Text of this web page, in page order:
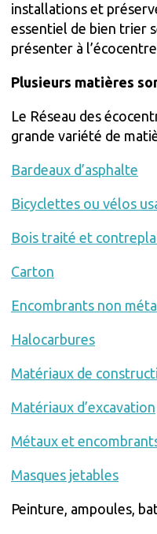
installations et
essentiel de bien trier
présenter à
Plusieurs matières
Le Réseau des
grande variété de
Bardeaux d’asphalte
Bicyclettes ou vélos
Bois traité et
Carton
Encombrants non
Halocarbures
Matériaux de
Matériaux d’excavation
Métaux et
Masques jetables
Peinture, ampoules,